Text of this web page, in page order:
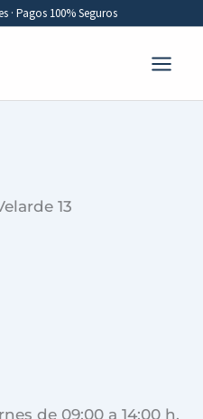
· Pagos 100% Seguros
13
de 09:00 a 14:00 h.